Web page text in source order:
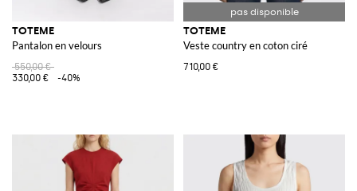
TOTEME
Pantalon en velours
550,00 €
330,00 €
-40%
TOTEME
Veste country en coton ciré
710,00 €